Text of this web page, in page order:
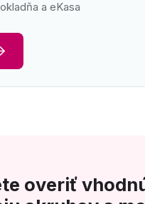
a eKasa
overiť